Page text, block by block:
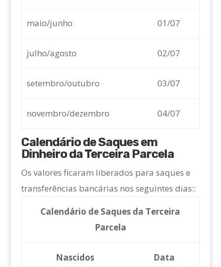
maio/junho 01/07
julho/agosto 02/07
setembro/outubro 03/07
novembro/dezembro 04/07
Calendário de Saques em
Dinheiro da Terceira Parcela
Os valores ficaram liberados para saques e
transferências bancárias nos seguintes dias::
Calendário de Saques da Terceira
Parcela
Nascidos Data